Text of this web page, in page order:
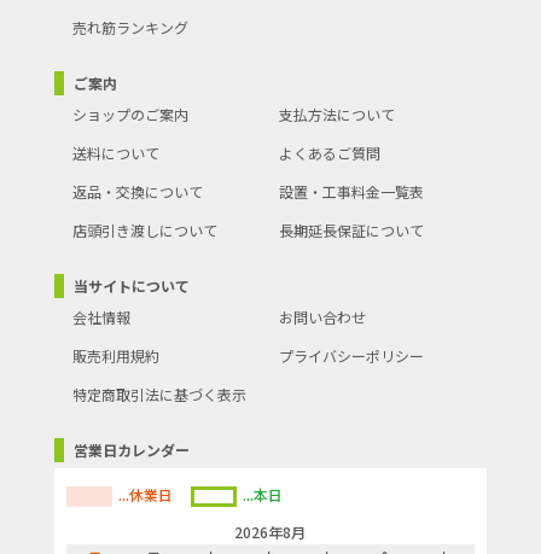
売れ筋ランキング
ご案内
ショップのご案内
支払方法について
送料について
よくあるご質問
返品・交換について
設置・工事料金一覧表
店頭引き渡しについて
長期延長保証について
当サイトについて
会社情報
お問い合わせ
販売利用規約
プライバシーポリシー
特定商取引法に基づく表示
営業日カレンダー
...休業日
...本日
2026年8月